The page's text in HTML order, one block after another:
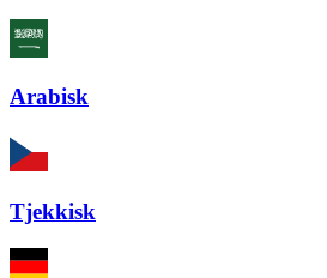
Arabisk
Tjekkisk